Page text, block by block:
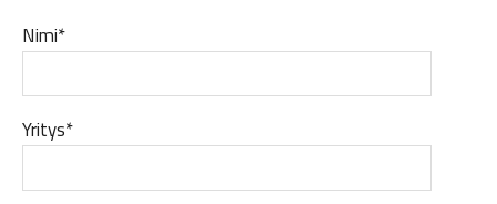
Nimi*
Yritys*